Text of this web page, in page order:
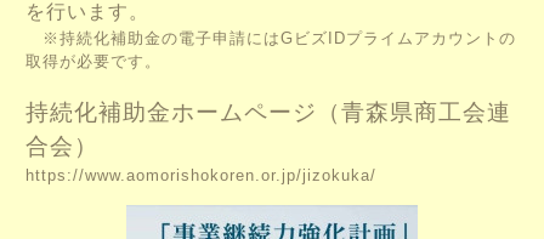
を行います。
※持続化補助金の電子申請にはGビズIDプライムアカウントの
取得が必要です。
持続化補助金ホームページ（青森県商工会連
合会）
https://www.aomorishokoren.or.jp/jizokuka/